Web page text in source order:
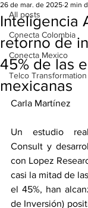
All posts
Conecta Colombia
Conecta Mexico
Telco Transformation
Inteligencia
retorno de
45% de las
mexicanas
26 de mar. de 2025 2 min
Carla Martínez
Un estudio
Consult y
con Lopez
casi la mitad de
el 45%, han
de Inversión)